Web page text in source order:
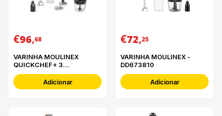
€96,68
VARINHA MOULINEX
QUICKCHEF+ 3
ACESSÓRIOS - DD674810
Adicionar
€72,25
VARINHA MOULINEX -
DD673810
Adicionar